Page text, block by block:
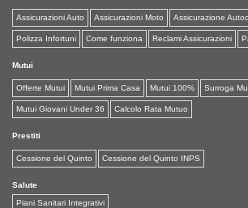
Assicurazioni Auto Assicurazioni Moto Assicurazione
Polizza Infortuni Come funziona Reclami Assicurazioni
Mutui
Offerte Mutui Mutui Prima Casa Mutui 100% Surroga
Mutui Giovani Under 36 Calcolo Rata Mutuo
Prestiti
Cessione del Quinto Cessione del Quinto INPS
Salute
Piani Sanitari Integrativi